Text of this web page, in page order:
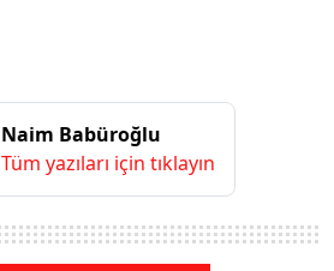
Naim Babüroğlu
Tüm yazıları için tıklayın